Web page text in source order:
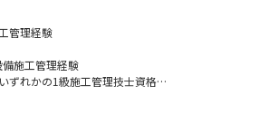
スビルや庁舎、物流施設、商業施設、教育/研
住宅関連施設など幅広い建築現場における品
環境などの管理・監督業務をお任せいたしま
管理をお任せします(施主や設計監理者との交
打合せや書類届出/各種検査や機能試験の実施
管理経験
施工管理経験
ずれかの1級施工管理技士資格
理経験